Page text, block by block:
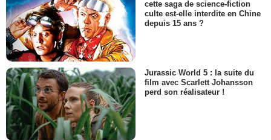
cette saga de science-fiction
culte est-elle interdite en Chine
depuis 15 ans ?
Jurassic World 5 : la suite du
film avec Scarlett Johansson
perd son réalisateur !